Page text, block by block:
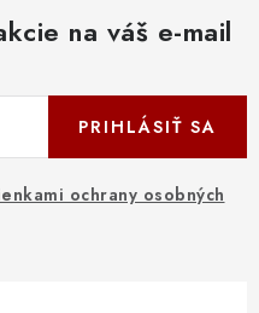
na váš e-mail
ochrany osobných
PRIHLÁSIŤ SA